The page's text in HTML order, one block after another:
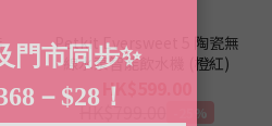
Petkit Eversweet 5 陶瓷無
線水泵智能飲水機 (橙紅)
HK$599.00
HK$799.00
-25%